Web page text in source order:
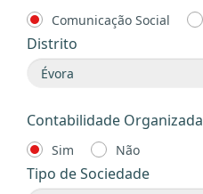
Comunicação Social
Distrito
Contabilidade Organizada
Sim Não
Tipo de Sociedade